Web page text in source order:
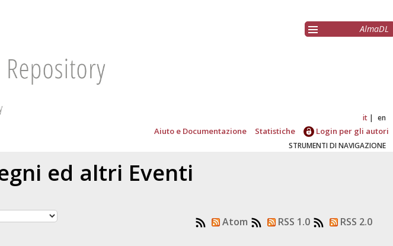
AlmaDL
it en
Aiuto e Documentazione Statistiche Login per gli autori
STRUMENTI DI NAVIGAZIONE
ed altri Eventi
Atom RSS 1.0 RSS 2.0